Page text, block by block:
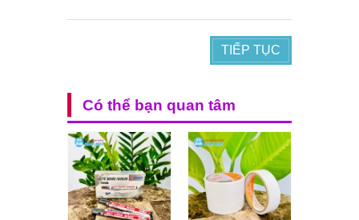
TIẾP TỤC
Có thể bạn quan tâm